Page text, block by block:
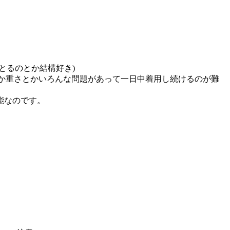
るのとか結構好き)
重さとかいろんな問題があって一日中着用し続けるのが難
のです。